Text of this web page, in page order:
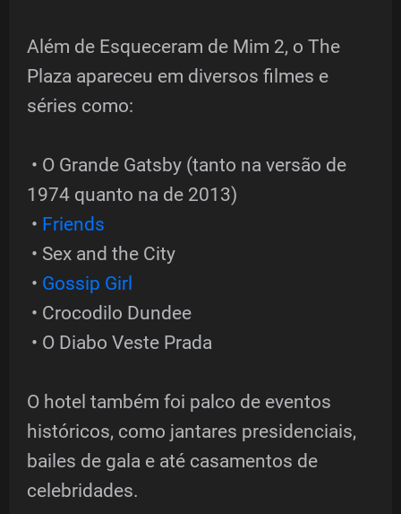
Além de Esqueceram de Mim 2, o The
Plaza apareceu em diversos filmes e
séries como:
• O Grande Gatsby (tanto na versão de
1974 quanto na de 2013)
• Friends
• Sex and the City
• Gossip Girl
• Crocodilo Dundee
• O Diabo Veste Prada
O hotel também foi palco de eventos
históricos, como jantares presidenciais,
bailes de gala e até casamentos de
celebridades.